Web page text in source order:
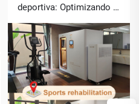
deportiva: Optimizando el
mediante oxigenación
avanzada